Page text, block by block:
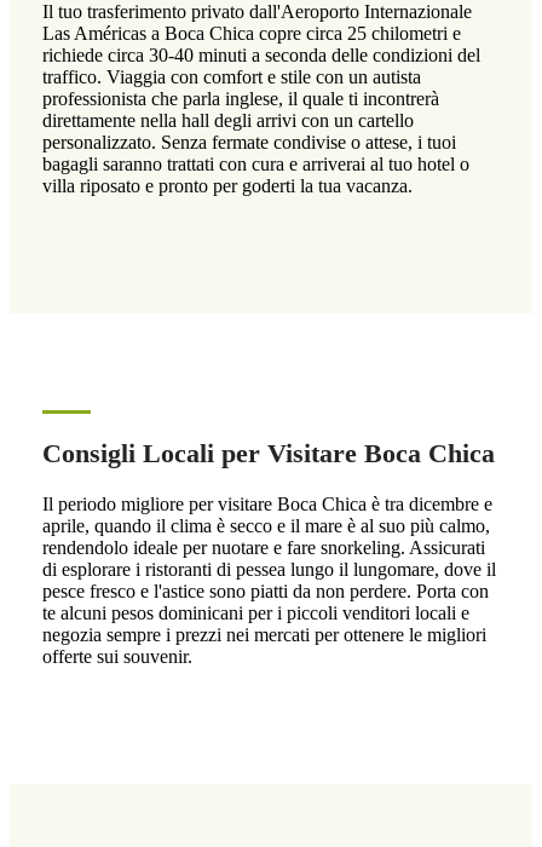
Il tuo trasferimento privato dall'Aeroporto Internazionale
Las Américas a Boca Chica copre circa 25 chilometri e
richiede circa 30-40 minuti a seconda delle condizioni del
traffico. Viaggia con comfort e stile con un autista
professionista che parla inglese, il quale ti incontrerà
direttamente nella hall degli arrivi con un cartello
personalizzato. Senza fermate condivise o attese, i tuoi
bagagli saranno trattati con cura e arriverai al tuo hotel o
villa riposato e pronto per goderti la tua vacanza.
Consigli Locali per Visitare Boca Chica
Il periodo migliore per visitare Boca Chica è tra dicembre e
aprile, quando il clima è secco e il mare è al suo più calmo,
rendendolo ideale per nuotare e fare snorkeling. Assicurati
di esplorare i ristoranti di pessea lungo il lungomare, dove il
pesce fresco e l'astice sono piatti da non perdere. Porta con
te alcuni pesos dominicani per i piccoli venditori locali e
negozia sempre i prezzi nei mercati per ottenere le migliori
offerte sui souvenir.